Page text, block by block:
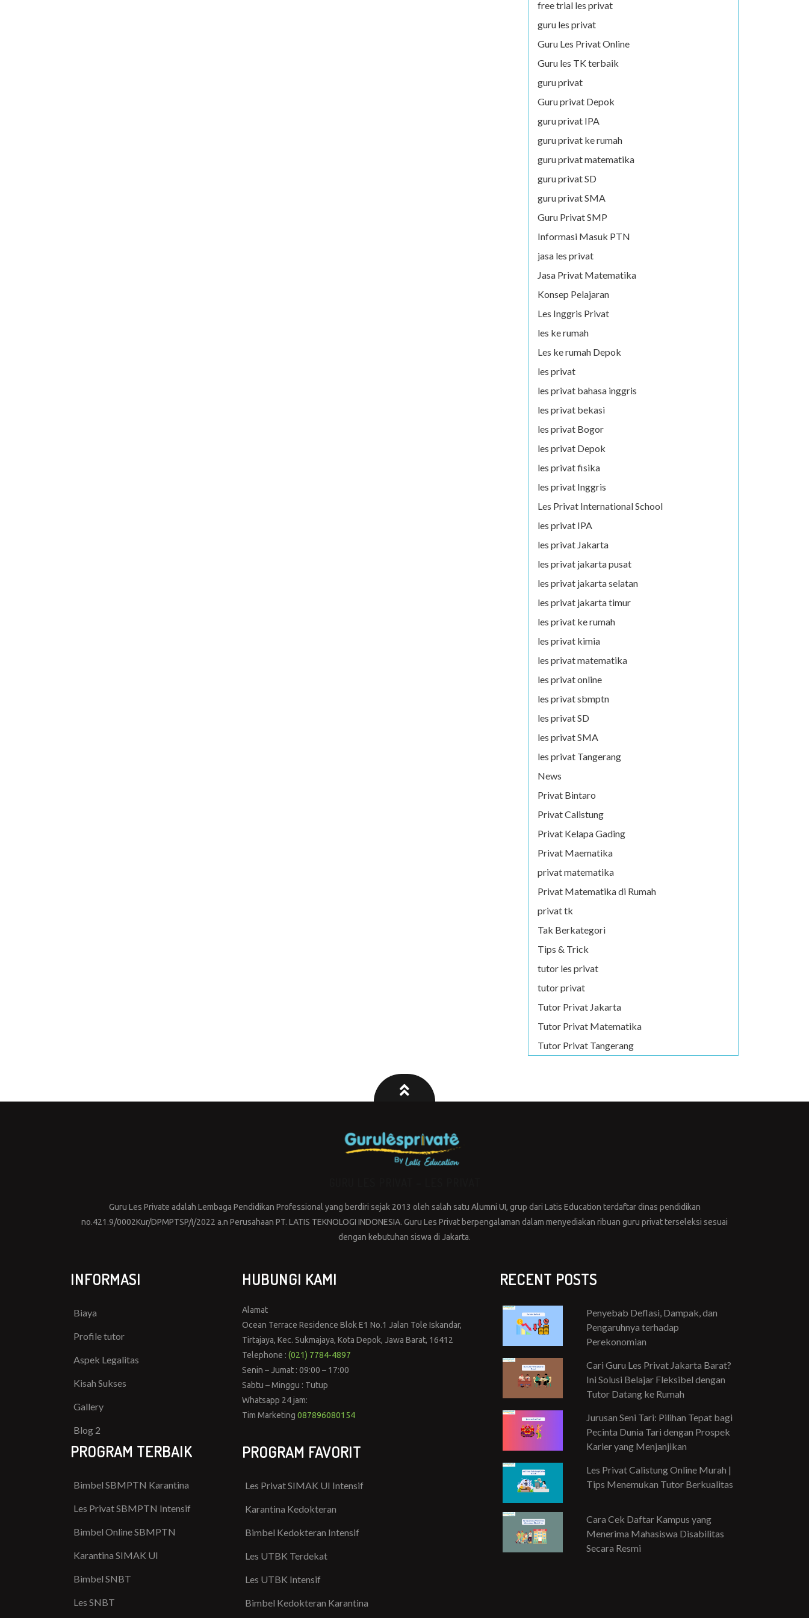
free trial les privat
guru les privat
Guru Les Privat Online
Guru les TK terbaik
guru privat
Guru privat Depok
guru privat IPA
guru privat ke rumah
guru privat matematika
guru privat SD
guru privat SMA
Guru Privat SMP
Informasi Masuk PTN
jasa les privat
Jasa Privat Matematika
Konsep Pelajaran
Les Inggris Privat
les ke rumah
Les ke rumah Depok
les privat
les privat bahasa inggris
les privat bekasi
les privat Bogor
les privat Depok
les privat fisika
les privat Inggris
Les Privat International School
les privat IPA
les privat Jakarta
les privat jakarta pusat
les privat jakarta selatan
les privat jakarta timur
les privat ke rumah
les privat kimia
les privat matematika
les privat online
les privat sbmptn
les privat SD
les privat SMA
les privat Tangerang
News
Privat Bintaro
Privat Calistung
Privat Kelapa Gading
Privat Maematika
privat matematika
Privat Matematika di Rumah
privat tk
Tak Berkategori
Tips & Trick
tutor les privat
tutor privat
Tutor Privat Jakarta
Tutor Privat Matematika
Tutor Privat Tangerang
Guru Les Private adalah Lembaga Pendidikan Professional yang berdiri sejak 2013 oleh salah satu Alumni UI, grup dari Latis Education terdaftar dinas pendidikan
no.421.9/0002Kur/DPMPTSP/I/2022 a.n Perusahaan PT. LATIS TEKNOLOGI INDONESIA. Guru Les Privat berpengalaman dalam menyediakan ribuan guru privat terseleksi sesuai
dengan kebutuhan siswa di Jakarta.
INFORMASI
Biaya
Profile tutor
Aspek Legalitas
Kisah Sukses
Gallery
Blog 2
PROGRAM TERBAIK
Bimbel SBMPTN Karantina
Les Privat SBMPTN Intensif
Bimbel Online SBMPTN
Karantina SIMAK UI
Bimbel SNBT
Les SNBT
HUBUNGI KAMI
Alamat
Ocean Terrace Residence Blok E1 No.1 Jalan Tole Iskandar,
Tirtajaya, Kec. Sukmajaya, Kota Depok, Jawa Barat, 16412
Telephone : (021) 7784-4897
Senin – Jumat : 09:00 – 17:00
Sabtu – Minggu : Tutup
Whatsapp 24 jam:
Tim Marketing 087896080154
PROGRAM FAVORIT
Les Privat SIMAK UI Intensif
Karantina Kedokteran
Bimbel Kedokteran Intensif
Les UTBK Terdekat
Les UTBK Intensif
Bimbel Kedokteran Karantina
RECENT POSTS
Penyebab Deflasi, Dampak, dan
Pengaruhnya terhadap
Perekonomian
Cari Guru Les Privat Jakarta Barat?
Ini Solusi Belajar Fleksibel dengan
Tutor Datang ke Rumah
Jurusan Seni Tari: Pilihan Tepat bagi
Pecinta Dunia Tari dengan Prospek
Karier yang Menjanjikan
Les Privat Calistung Online Murah |
Tips Menemukan Tutor Berkualitas
Cara Cek Daftar Kampus yang
Menerima Mahasiswa Disabilitas
Secara Resmi